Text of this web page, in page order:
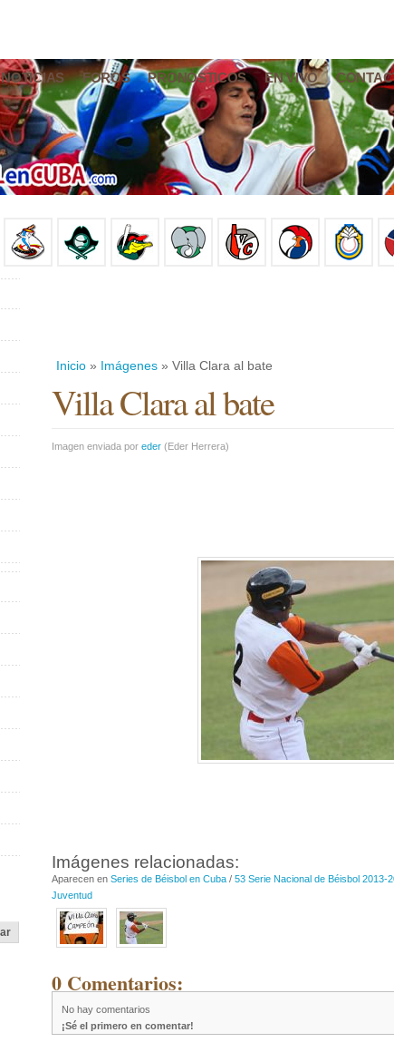
NOTICIAS FOROS PRONÓSTICOS EN VIVO
Inicio » Imágenes » Villa Clara al bate
Villa Clara al bate
Imagen enviada por eder (Eder Herrera)
Imágenes relacionadas:
Aparecen en Series de Béisbol en Cuba / 53 Serie Nacional de Béisbol 2013-
Juventud
0 Comentarios:
No hay comentarios
¡Sé el primero en comentar!